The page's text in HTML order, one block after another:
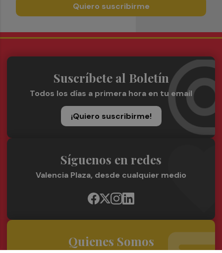
Quiero suscribirme
Suscríbete al Boletín
Todos los días a primera hora en tu email
¡Quiero suscribirme!
Síguenos en redes
Valencia Plaza, desde cualquier medio
Quienes Somos